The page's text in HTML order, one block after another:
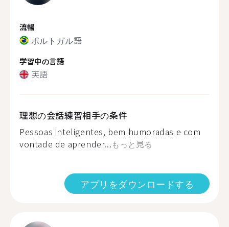
流暢
ポルトガル語
学習中の言語
英語
理想の会話練習相手の条件
Pessoas inteligentes, bem humoradas e com
vontade de aprender...もっと見る
アプリをダウンロードする